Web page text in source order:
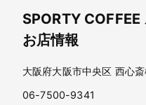
SPORTY COFFEE
お店情報
大阪府大阪市中央区 西心
06-7500-9341